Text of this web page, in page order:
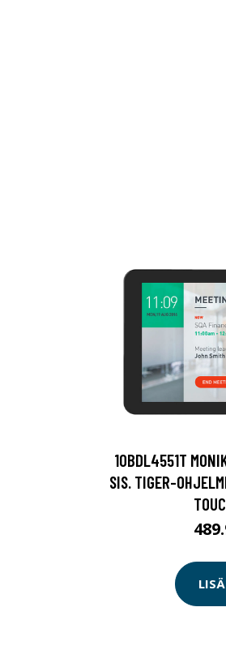
10BDL4551T
SIS. TIGER-